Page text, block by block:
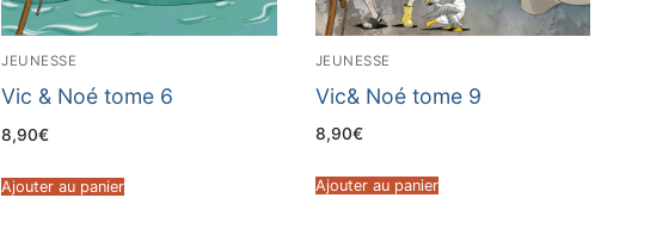
JEUNESSE
Vic & Noé tome 6
8,90€
Ajouter au panier
JEUNESSE
Vic& Noé tome 9
8,90€
Ajouter au panier